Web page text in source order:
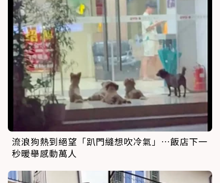
流浪狗熱到絕望「趴門縫想吹冷氣」…飯店下一
秒暖舉感動萬人